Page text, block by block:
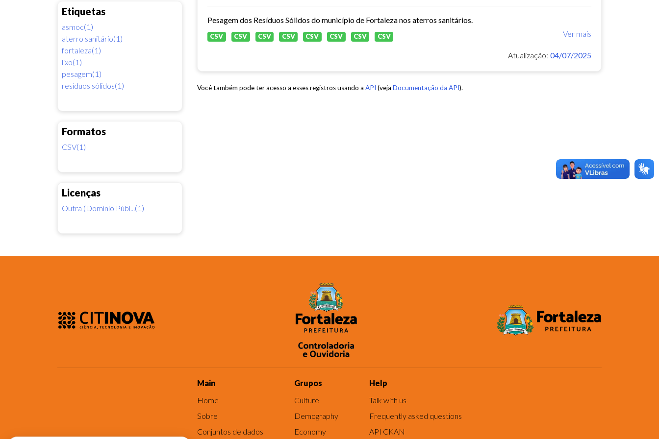
Etiquetas
asmoc(1)
aterro sanitário(1)
fortaleza(1)
lixo(1)
pesagem(1)
resíduos sólidos(1)
Formatos
CSV(1)
Licenças
Outra (Domínio Públ...(1)
Pesagem dos Resíduos Sólidos do município de Fortaleza nos aterros sanitários.
Ver mais
CSV CSV CSV CSV CSV CSV CSV CSV
Atualização: 04/07/2025
Você também pode ter acesso a esses registros usando a API (veja Documentação da API).
Main
Home
Sobre
Conjuntos de dados
Grupos
Culture
Demography
Economy
Help
Talk with us
Frequently asked questions
API CKAN